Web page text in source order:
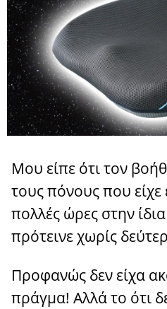
Μου είπε ότι τον
τους πόνους που είχε
πολλές ώρες στην
πρότεινε χωρίς
Προφανώς δεν είχα
πράγμα! Αλλά το ότι